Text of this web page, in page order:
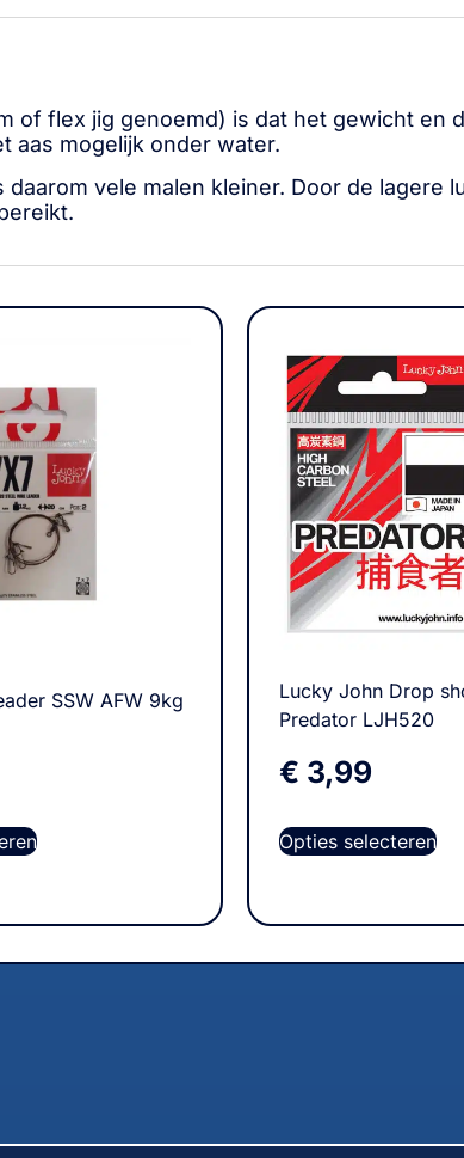
of flex jig genoemd) is dat het gewicht en
aas mogelijk onder water.
vele malen kleiner. Door de
SSW AFW 9kg
Lucky John Drop
Predator LJH520
€ 3,99
Opties selecteren